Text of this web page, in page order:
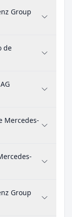
Group
de
Mercedes-
Group